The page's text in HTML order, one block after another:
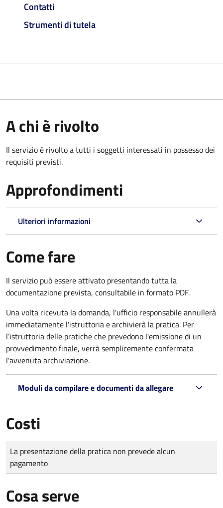
Contatti
Strumenti di tutela
A chi è rivolto
Il servizio è rivolto a tutti i soggetti interessati in possesso dei
requisiti previsti.
Approfondimenti
Ulteriori informazioni
Come fare
Il servizio può essere attivato presentando tutta la
documentazione prevista, consultabile in formato PDF.
Una volta ricevuta la domanda, l'ufficio responsabile annullerà
immediatamente l'istruttoria e archivierà la pratica. Per
l’istruttoria delle pratiche che prevedono l'emissione di un
provvedimento finale, verrà semplicemente confermata
l'avvenuta archiviazione.
Moduli da compilare e documenti da allegare
Costi
Tipo di pagamento
Importo
La presentazione della pratica non prevede alcun
pagamento
Cosa serve